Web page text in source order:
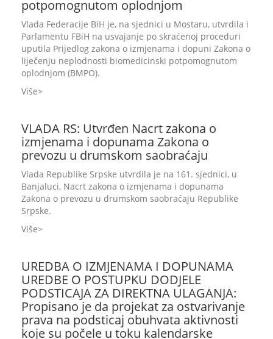
potpomognutom oplodnjom
Vlada Federacije BiH je, na sjednici u Mostaru, utvrdila i
Parlamentu FBiH na usvajanje po skraćenoj proceduri
uputila Prijedlog zakona o izmjenama i dopuni Zakona o
liječenju neplodnosti biomedicinski potpomognutom
oplodnjom (BMPO).
Više
VLADA RS: Utvrđen Nacrt zakona o
izmjenama i dopunama Zakona o
prevozu u drumskom saobraćaju
Vlada Republike Srpske utvrdila je na 161. sjednici, u
Banjaluci, Nacrt zakona o izmjenama i dopunama
Zakona o prevozu u drumskom saobraćaju Republike
Srpske.
Više
UREDBA O IZMJENAMA I DOPUNAMA
UREDBE O POSTUPKU DODJELE
PODSTICAJA ZA DIREKTNA ULAGANJA:
Propisano je da projekat za ostvarivanje
prava na podsticaj obuhvata aktivnosti
koje su počele u toku kalendarske